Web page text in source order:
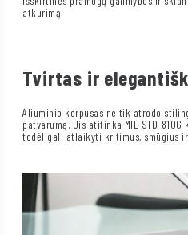
atkūrimą.
Tvirtas ir
Aliuminio korpusas ne tik atrodo
patvarumą. Jis atitinka MIL-STD-
todėl gali atlaikyti kritimus, smūgius